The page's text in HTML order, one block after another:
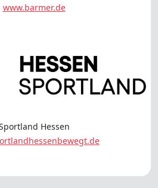
www.barmer.de
Hessen